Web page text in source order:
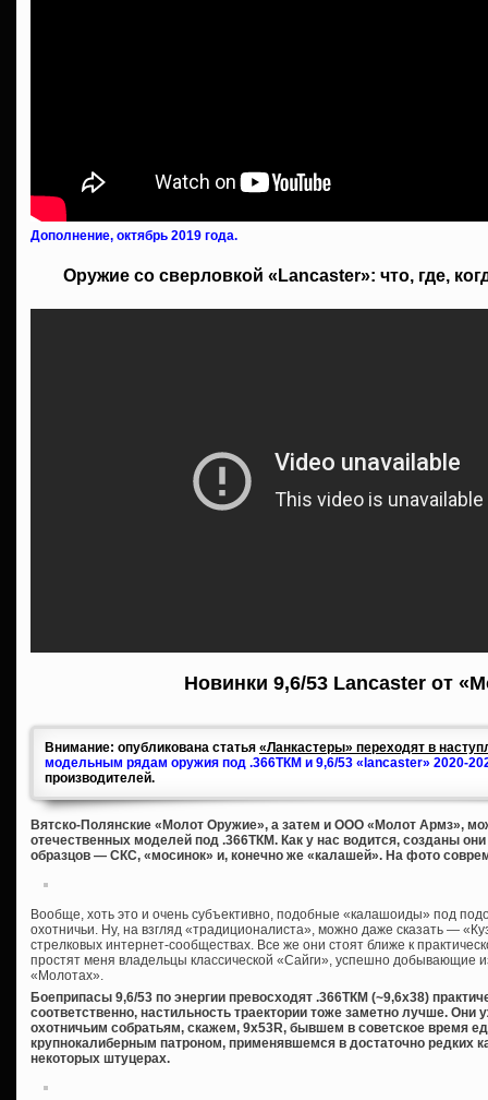
Дополнение, октябрь 2019 года.
Оружие со сверловкой «Lancaster»: что, где,
Новинки 9,6/53 Lancaster от
Внимание: опубликована статья «Ланкастеры» переходят в
модельным рядам оружия под .366ТКМ и 9,6/53 «lancaster» 2020-
производителей.
Вятско-Полянские «Молот Оружие», а затем и ООО «Молот Армз»,
отечественных моделей под .366ТКМ. Как у нас водится, созданы
образцов — СКС, «мосинок» и, конечно же «калашей». На фото
Вообще, хоть это и очень субъективно, подобные «калашоиды» под
охотничьи. Ну, на взгляд «традиционалиста», можно даже сказать —
стрелковых интернет-сообществах. Все же они стоят ближе к
простят меня владельцы классической «Сайги», успешно добывающие
«Молотах».
Боеприпасы 9,6/53 по энергии превосходят .366ТКМ (~9,6х38)
соответственно, настильность траектории тоже заметно лучше. Они
охотничьим собратьям, скажем, 9х53R, бывшем в советское время
крупнокалиберным патроном, применявшемся в достаточно редких
некоторых штуцерах.